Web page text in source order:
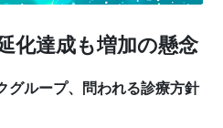
化達成も増加の懸念
グループ、問われる診療方針